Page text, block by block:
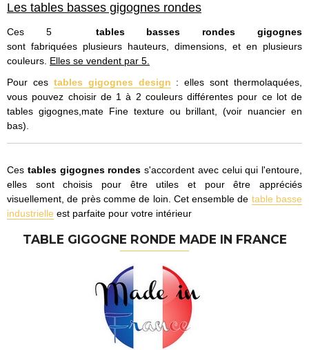
Les tables basses gigognes rondes
Ces 5
tables basses rondes gigognes
sont fabriquées plusieurs hauteurs, dimensions, et en plusieurs
couleurs. Elles se vendent par 5.
Pour ces tables gigognes design : elles sont thermolaquées,
vous pouvez choisir de 1 à 2 couleurs différentes pour ce lot de
tables gigognes,mate Fine texture ou brillant, (voir nuancier en
bas).
Ces tables gigognes rondes s'accordent avec celui qui l'entoure,
elles sont choisis pour être utiles et pour être appréciés
visuellement, de près comme de loin. Cet ensemble de table basse
industrielle est parfaite pour votre intérieur
TABLE GIGOGNE RONDE MADE IN FRANCE